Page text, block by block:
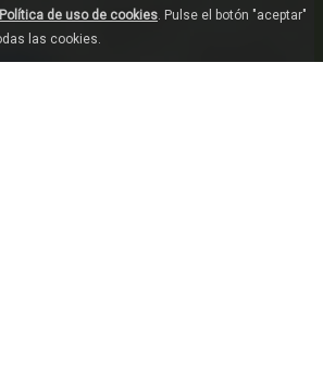
Política de uso de cookies. Pulse el botón "aceptar"
las cookies.